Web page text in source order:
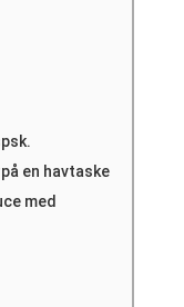
en havtaske
med